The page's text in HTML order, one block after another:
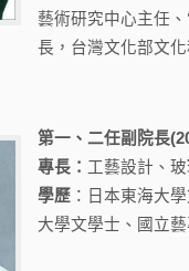
藝術研究中心主任
長，台灣文化部文
第一、二任副院長
專長： 工藝設計、
學歷 ：日本東海大
大學文學士、國立